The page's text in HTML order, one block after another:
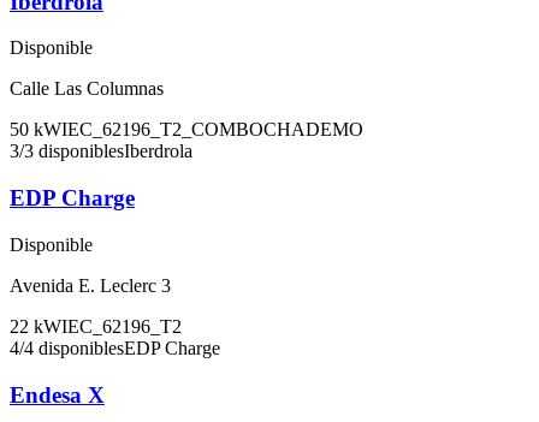
Disponible
Calle Las Columnas
50 kWIEC_62196_T2_COMBOCHADEMO
3/3 disponiblesIberdrola
EDP Charge
Disponible
Avenida E. Leclerc 3
22 kWIEC_62196_T2
4/4 disponiblesEDP Charge
Endesa X